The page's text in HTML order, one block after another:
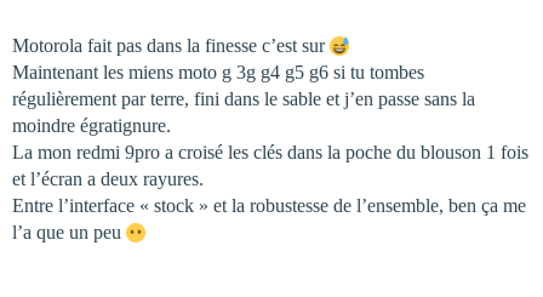
Motorola fait pas dans la finesse c’est sur
Maintenant les miens moto g 3g g4 g5 g6 si tu tombes
régulièrement par terre, fini dans le sable et j’en passe sans la
moindre égratignure.
La mon redmi 9pro a croisé les clés dans la poche du blouson 1 fois
et l’écran a deux rayures.
Entre l’interface « stock » et la robustesse de l’ensemble, ben ça me
l’a que un peu